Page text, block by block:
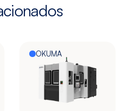
OKUMA